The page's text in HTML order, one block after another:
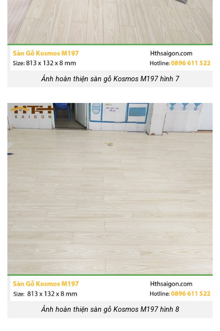
Ảnh hoàn thiện sàn gỗ Kosmos M197 hình 7
Ảnh hoàn thiện sàn gỗ Kosmos M197 hình 8